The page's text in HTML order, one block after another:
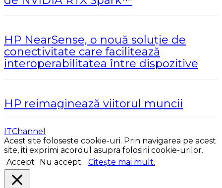
HP NearSense, o nouă soluție de
conectivitate care facilitează
interoperabilitatea între dispozitive
HP reimaginează viitorul muncii
ITChannel
Acest site foloseste cookie-uri. Prin navigarea pe acest
site, iti exprimi acordul asupra folosirii cookie-urilor.
Accept
Nu accept Citește mai mult.